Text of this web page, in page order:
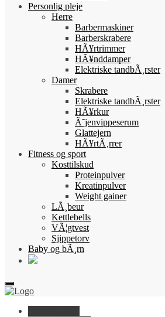
Personlig pleje
Herre
Barbermaskiner
Barberskrabere
HÃ¥rtrimmer
HÃ¥nddamper
Elektriske tandbÃ¸rster
Damer
Skrabere
Elektriske tandbÃ¸rster
HÃ¥rkur
Ã˜jenvippeserum
Glattejern
HÃ¥rtÃ¸rrer
Fitness og sport
Kosttilskud
Proteinpulver
Kreatinpulver
Weight gainer
LÃ¸beur
Kettlebells
VÃ¦gtvest
Sjippetorv
Baby og bÃ¸rn